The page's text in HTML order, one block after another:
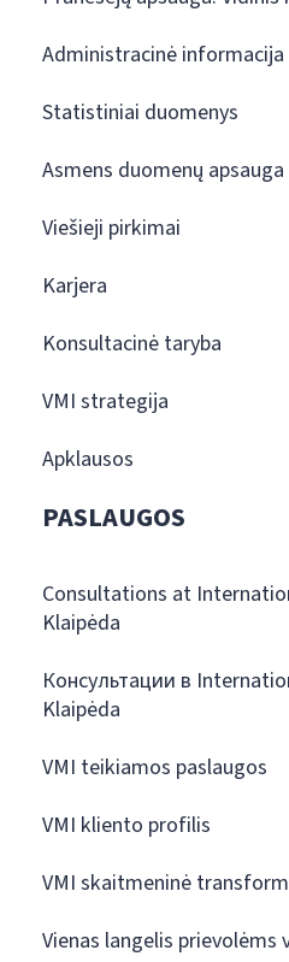
Administracinė informacija
Statistiniai duomenys
Asmens duomenų apsauga
Viešieji pirkimai
Karjera
Konsultacinė taryba
VMI strategija
Apklausos
PASLAUGOS
Consultations at
Klaipėda
Консультации в
Klaipėda
VMI teikiamos paslaugos
VMI kliento profilis
VMI skaitmeninė
Vienas langelis